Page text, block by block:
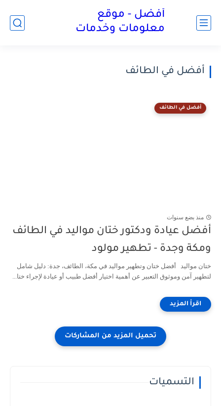
أفضل - موقع
معلومات وخدمات
أفضل في الطائف
أفضل في الطائف
منذ بضع سنوات
أفضل عيادة ودكتور ختان مواليد في الطائف
ومكة وجدة - تطهير مولود
ختان مواليد أفضل ختان وتطهير مواليد في مكة، الطائف، جدة: دليل شامل
لتطهير آمن وموثوق التعبير عن أهمية اختيار أفضل طبيب أو عيادة لإجراء ختا...
التسميات